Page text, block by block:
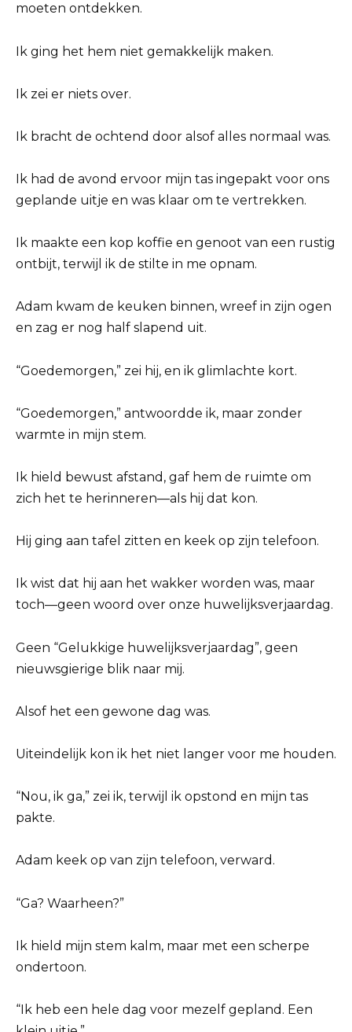
moeten ontdekken.
Ik ging het hem niet gemakkelijk maken.
Ik zei er niets over.
Ik bracht de ochtend door alsof alles normaal was.
Ik had de avond ervoor mijn tas ingepakt voor ons
geplande uitje en was klaar om te vertrekken.
Ik maakte een kop koffie en genoot van een rustig
ontbijt, terwijl ik de stilte in me opnam.
Adam kwam de keuken binnen, wreef in zijn ogen
en zag er nog half slapend uit.
“Goedemorgen,” zei hij, en ik glimlachte kort.
“Goedemorgen,” antwoordde ik, maar zonder
warmte in mijn stem.
Ik hield bewust afstand, gaf hem de ruimte om
zich het te herinneren—als hij dat kon.
Hij ging aan tafel zitten en keek op zijn telefoon.
Ik wist dat hij aan het wakker worden was, maar
toch—geen woord over onze huwelijksverjaardag.
Geen “Gelukkige huwelijksverjaardag”, geen
nieuwsgierige blik naar mij.
Alsof het een gewone dag was.
Uiteindelijk kon ik het niet langer voor me houden.
“Nou, ik ga,” zei ik, terwijl ik opstond en mijn tas
pakte.
Adam keek op van zijn telefoon, verward.
“Ga? Waarheen?”
Ik hield mijn stem kalm, maar met een scherpe
ondertoon.
“Ik heb een hele dag voor mezelf gepland. Een